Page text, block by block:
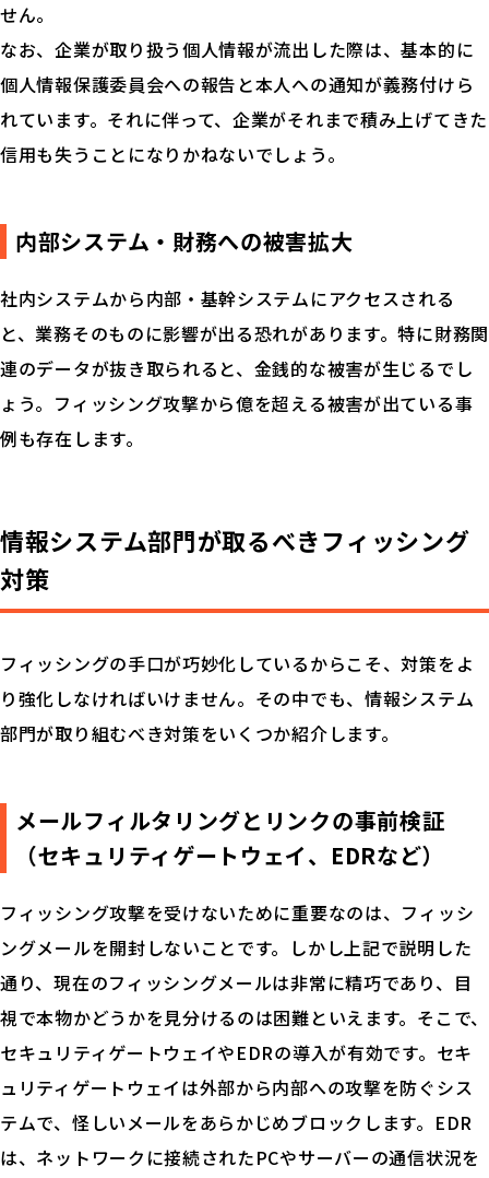
せん。
なお、企業が取り扱う個人情報が流出した際は、基本的に
個人情報保護委員会への報告と本人への通知が義務付けら
れています。それに伴って、企業がそれまで積み上げてきた
信用も失うことになりかねないでしょう。
内部システム・財務への被害拡大
社内システムから内部・基幹システムにアクセスされる
と、業務そのものに影響が出る恐れがあります。特に財務関
連のデータが抜き取られると、金銭的な被害が生じるでし
ょう。フィッシング攻撃から億を超える被害が出ている事
例も存在します。
情報システム部門が取るべきフィッシング
対策
フィッシングの手口が巧妙化しているからこそ、対策をよ
り強化しなければいけません。その中でも、情報システム
部門が取り組むべき対策をいくつか紹介します。
メールフィルタリングとリンクの事前検証
（セキュリティゲートウェイ、EDRなど）
フィッシング攻撃を受けないために重要なのは、フィッシ
ングメールを開封しないことです。しかし上記で説明した
通り、現在のフィッシングメールは非常に精巧であり、目
視で本物かどうかを見分けるのは困難といえます。そこで、
セキュリティゲートウェイやEDRの導入が有効です。セキ
ュリティゲートウェイは外部から内部への攻撃を防ぐシス
テムで、怪しいメールをあらかじめブロックします。EDR
は、ネットワークに接続されたPCやサーバーの通信状況を